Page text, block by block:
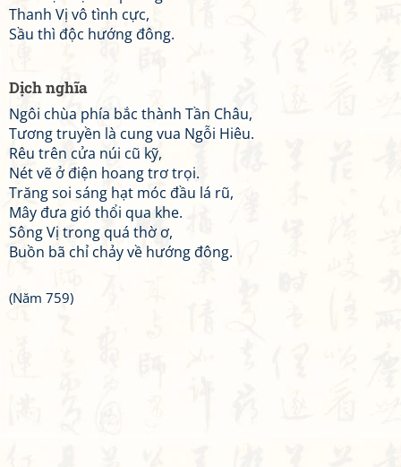
Thanh Vị vô tình cực,
Sầu thì độc hướng đông.
Dịch nghĩa
Ngôi chùa phía bắc thành Tần Châu,
Tương truyền là cung vua Ngỗi Hiêu.
Rêu trên cửa núi cũ kỹ,
Nét vẽ ở điện hoang trơ trọi.
Trăng soi sáng hạt móc đầu lá rũ,
Mây đưa gió thổi qua khe.
Sông Vị trong quá thờ ơ,
Buồn bã chỉ chảy về hướng đông.
(Năm 759)